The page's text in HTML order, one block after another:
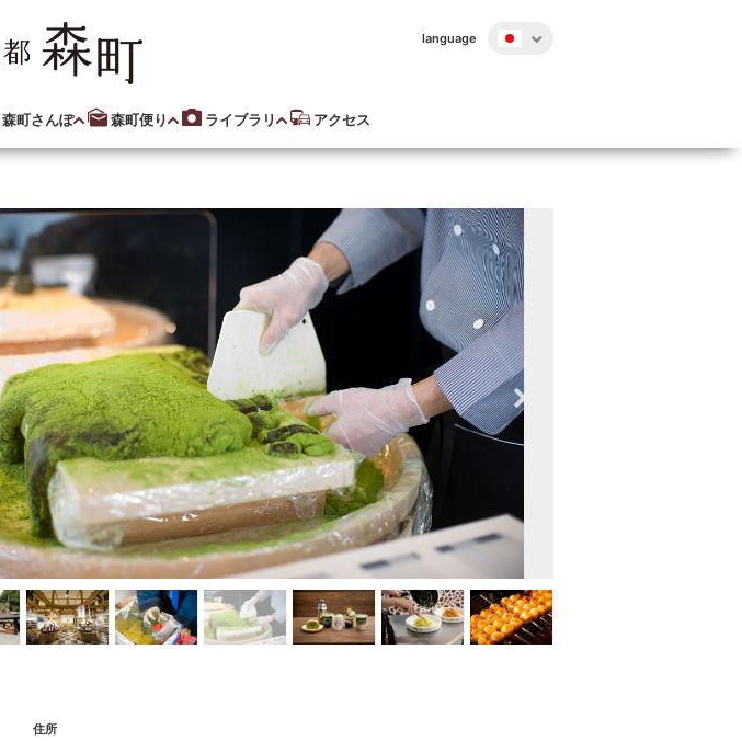
language
森町さんぽ 森町便り ライブラリ アクセス
住所